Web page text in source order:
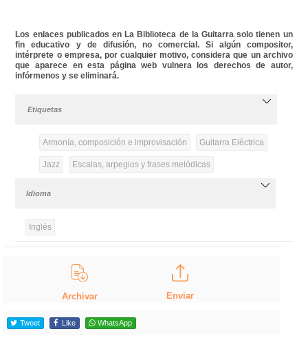
Los enlaces publicados en La Biblioteca de la Guitarra solo tienen un
fin educativo y de difusión, no comercial. Si algún compositor,
intérprete o empresa, por cualquier motivo, considera que un archivo
que aparece en esta página web vulnera los derechos de autor,
infórmenos y se eliminará.
Etiquetas
Armonía, composición e improvisación Guitarra Eléctrica
Jazz Escalas, arpegios y frases melódicas
Idioma
Inglés
Archivar Enviar
Tweet Like WhatsApp